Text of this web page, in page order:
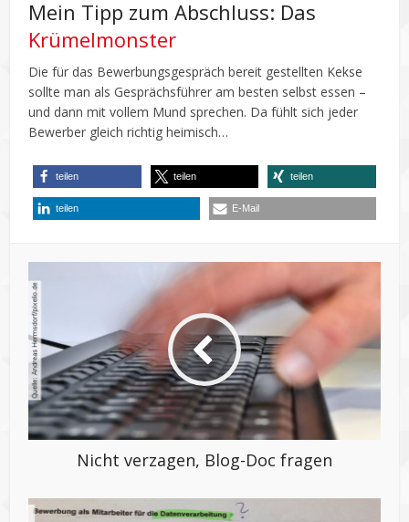
Mein Tipp zum Abschluss: Das
Krümelmonster
Die für das Bewerbungsgespräch bereit gestellten Kekse
sollte man als Gesprächsführer am besten selbst essen –
und dann mit vollem Mund sprechen. Da fühlt sich jeder
Bewerber gleich richtig heimisch…
teilen teilen teilen
teilen E-Mail
Nicht verzagen, Blog-Doc fragen